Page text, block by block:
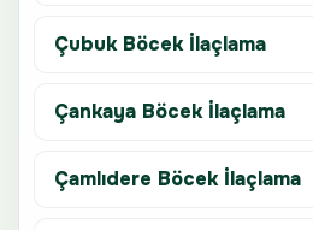
Çubuk Böcek İlaçlama
Çankaya Böcek İlaçlama
Çamlıdere Böcek İlaçlama